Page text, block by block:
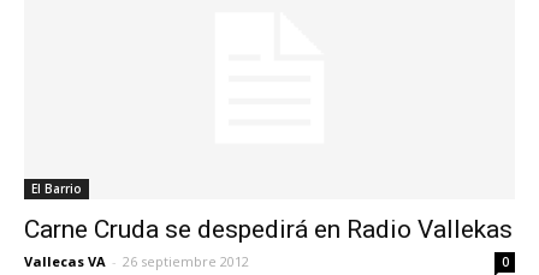
El Barrio
Carne Cruda se despedirá en Radio Vallekas
Vallecas VA - 26 septiembre 2012 0